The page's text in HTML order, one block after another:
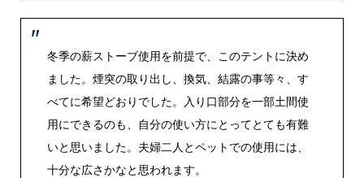
冬季の薪ストーブ使用を前提で、このテントに決め
ました。煙突の取り出し、換気、結露の事等々、す
べてに希望どおりでした。入り口部分を一部土間使
用にできるのも、自分の使い方にとってとても有難
いと思いました。夫婦二人とペットでの使用には、
十分な広さかなと思われます。